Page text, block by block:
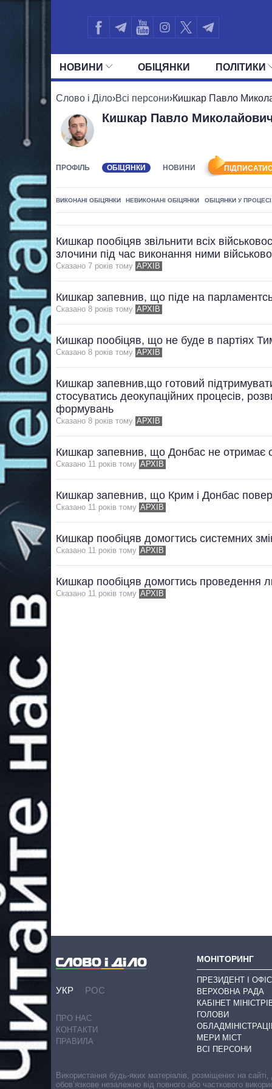
НОВИНИ ОБIЦЯНКИ ПОЛIТИКИ
УСІ ПОЛІТИКИ ПРЕЗИДЕНТ І
Слово і Діло›Всі персони›Кишкар Павло
Кишкар Павло
ПРОФІЛЬ ОБІЦЯНКИ НОВИНИ
ВИКОНАНІ ОБІЦЯНКИ НЕВИКОНАНІ ОБІЦЯНКИ ОБІЦЯНКИ У ПРОЦЕСІ
Кишкар пообіцяв звільнити всіх
злочини під час виконання ними
Сказано 7 рокiв тому АРХІВ
Кишкар запевнив, що піде на
Сказано 8 рокiв тому АРХІВ
Кишкар пообіцяв, що не буде в партіях
Сказано 8 рокiв тому АРХІВ
Кишкар запевнив,що готовий
стосуватись деокупаційних процесів,
формувань
Сказано 8 рокiв тому АРХІВ
Кишкар запевнив, що Донбас не отримає
Сказано 11 рокiв тому АРХІВ
Кишкар запевнив, що Крим і Донбас
Сказано 11 рокiв тому АРХІВ
Кишкар пообіцяв домогтись системних
Сказано 11 рокiв тому АРХІВ
Кишкар пообіцяв домогтись проведення
Сказано 11 рокiв тому АРХІВ
УКР РОС
ПРО НАС
КОНТАКТИ
ПРАВИЛА
МОНІТОРИНГ
ПРЕЗИДЕНТ І ОФІС
ВЕРХОВНА РАДА
КАБІНЕТ
ГОЛОВИ
МЕРИ МІСТ
ВСІ ПЕРСОНИ
Використання будь-яких матеріалів, розміщених на
обов’язкове незалежно від повного або часткового